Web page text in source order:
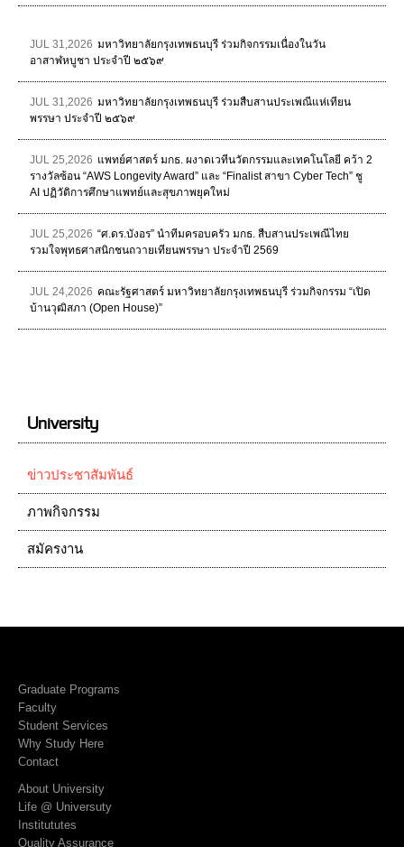
JUL 31,2026 มหาวิทยาลัยกรุงเทพธนบุรี ร่วมกิจกรรมเนื่องในวัน
อาสาฬหบูชา ประจำปี ๒๕๖๙
JUL 31,2026 มหาวิทยาลัยกรุงเทพธนบุรี ร่วมสืบสานประเพณีแห่เทียน
พรรษา ประจำปี ๒๕๖๙
JUL 25,2026 แพทย์ศาสตร์ มกธ. ผงาดเวทีนวัตกรรมและเทคโนโลยี คว้า 2
รางวัลซ้อน “AWS Longevity Award” และ “Finalist สาขา Cyber Tech” ชู
AI ปฏิวัติการศึกษาแพทย์และสุขภาพยุคใหม่
JUL 25,2026 “ศ.ดร.บังอร” นำทีมครอบครัว มกธ. สืบสานประเพณีไทย
รวมใจพุทธศาสนิกชนถวายเทียนพรรษา ประจำปี 2569
JUL 24,2026 คณะรัฐศาสตร์ มหาวิทยาลัยกรุงเทพธนบุรี ร่วมกิจกรรม “เปิด
บ้านวุฒิสภา (Open House)”
University
ข่าวประชาสัมพันธ์
ภาพกิจกรรม
สมัครงาน
Graduate Programs
Faculty
Student Services
Why Study Here
Contact
About University
Life @ Universuty
Institututes
Quality Assurance